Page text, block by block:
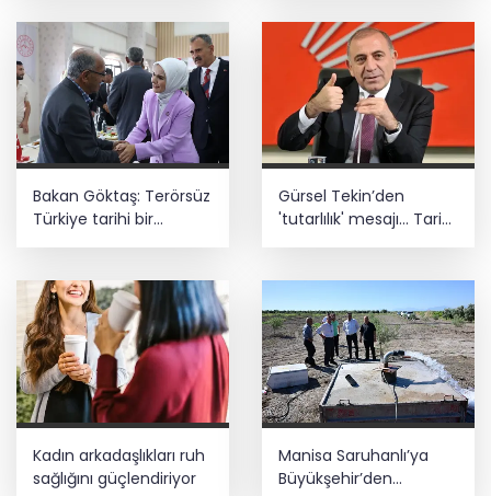
Bakan Göktaş: Terörsüz
Türkiye tarihi bir
adımdır
Gürsel Tekin’den
'tutarlılık' mesajı... Tarihi
meselelerde pusula
Kadın arkadaşlıkları ruh
sağlığını güçlendiriyor
Manisa Saruhanlı’ya
Büyükşehir’den